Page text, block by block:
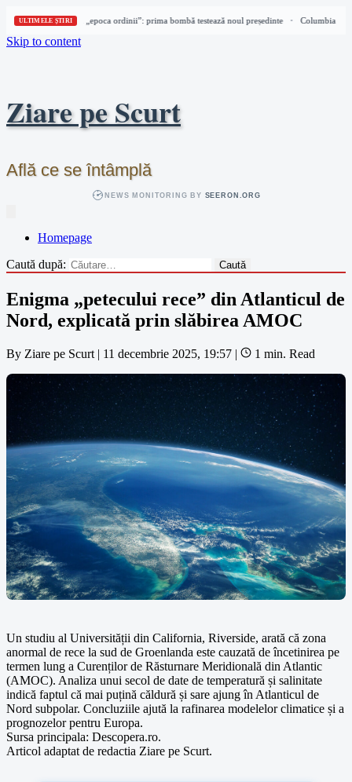
ULTIMELE ȘTIRI
Columbia intră în „epoca ordinii”: prima bombă testează noul președinte Columbia
Skip to content
Ziare pe Scurt
Află ce se întâmplă
NEWS MONITORING BY SEERON.ORG
Homepage
Caută după:
Enigma „petecului rece” din Atlanticul de
Nord, explicată prin slăbirea AMOC
By Ziare pe Scurt | 11 decembrie 2025, 19:57 | 1 min. Read
Un studiu al Universității din California, Riverside, arată că zona
anormal de rece la sud de Groenlanda este cauzată de încetinirea pe
termen lung a Curenților de Răsturnare Meridională din Atlantic
(AMOC). Analiza unui secol de date de temperatură și salinitate
indică faptul că mai puțină căldură și sare ajung în Atlanticul de
Nord subpolar. Concluziile ajută la rafinarea modelelor climatice și a
prognozelor pentru Europa.
Sursa principala: Descopera.ro.
Articol adaptat de redactia Ziare pe Scurt.